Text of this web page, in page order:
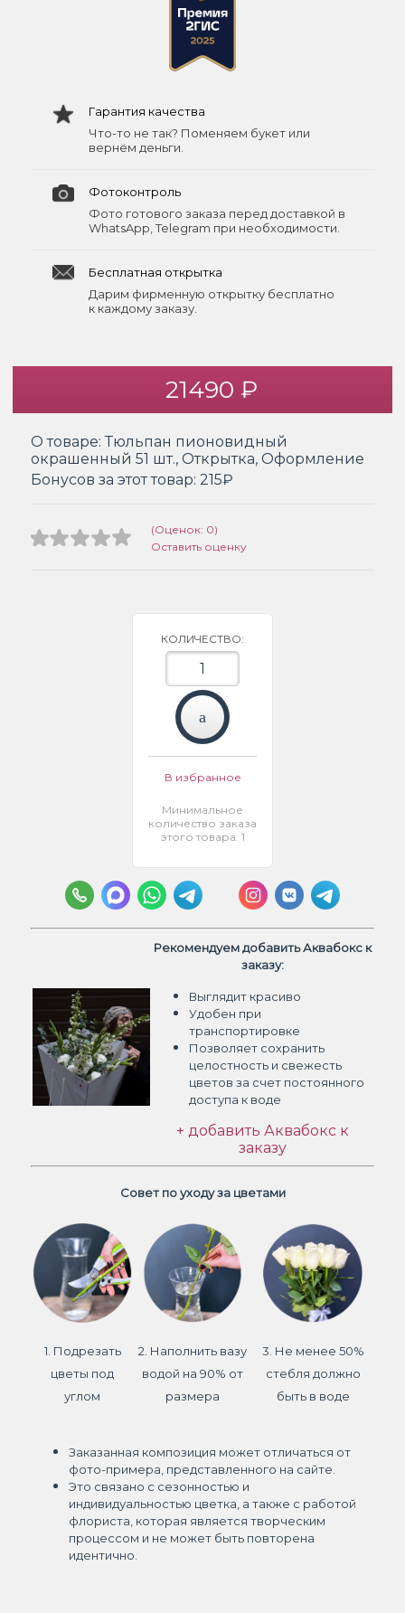
Гарантия качества
Что-то не так? Поменяем букет или
вернём деньги.
Фотоконтроль
Фото готового заказа перед доставкой в
WhatsApp, Telegram при необходимости.
Бесплатная открытка
Дарим фирменную открытку бесплатно
к каждому заказу.
21490 ₽
О товаре: Тюльпан пионовидный
окрашенный 51 шт., Открытка, Оформление
Бонусов за этот товар: 215₽
(Оценок: 0)
Оставить оценку
КОЛИЧЕСТВО:
В избранное
Минимальное
количество заказа
этого товара: 1
Рекомендуем добавить Аквабокс к
заказу:
Выглядит красиво
Удобен при
транспортировке
Позволяет сохранить
целостность и свежесть
цветов за счет постоянного
доступа к воде
+ добавить Аквабокс к
заказу
Совет по уходу за цветами
1. Подрезать
цветы под
углом
2. Наполнить вазу
водой на 90% от
размера
3. Не менее 50%
стебля должно
быть в воде
Заказанная композиция может отличаться от
фото-примера, представленного на сайте.
Это связано с сезонностью и
индивидуальностью цветка, а также с работой
флориста, которая является творческим
процессом и не может быть повторена
идентично.